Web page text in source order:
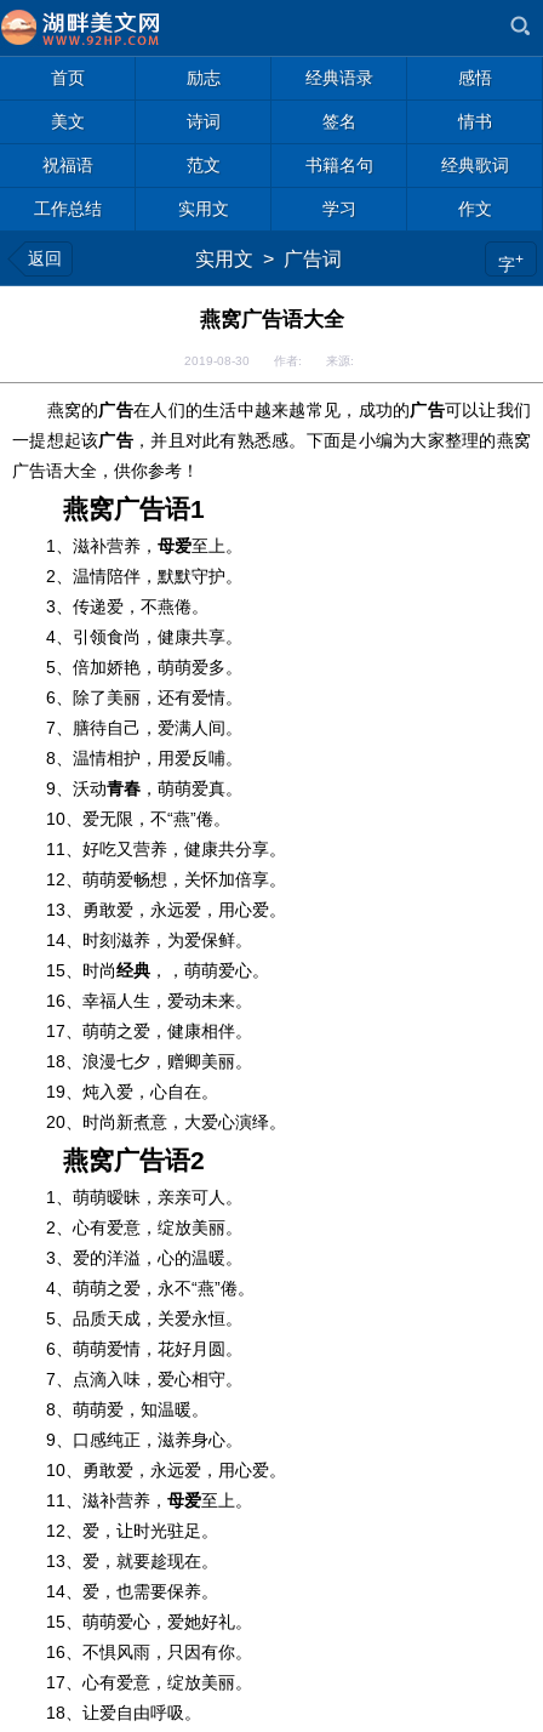
首页 励志 经典语录 感悟
美文 诗词 签名 情书
祝福语 范文 书籍名句 经典歌词
工作总结 实用文 学习 作文
返回 实用文 > 广告词 字+
燕窝广告语大全
2019-08-30 作者: 来源:
燕窝的广告在人们的生活中越来越常见，成功的广告可以让我们
一提想起该广告，并且对此有熟悉感。下面是小编为大家整理的燕窝
广告语大全，供你参考！
燕窝广告语1
1、滋补营养， 母爱至上。
2、温情陪伴，默默守护。
3、传递爱，不燕倦。
4、引领食尚，健康共享。
5、倍加娇艳，萌萌爱多。
6、除了美丽，还有爱情。
7、膳待自己，爱满人间。
8、温情相护，用爱反哺。
9、沃动青春 ，萌萌爱真。
10、爱无限，不“燕”倦。
11、好吃又营养，健康共分享。
12、萌萌爱畅想，关怀加倍享。
13、勇敢爱，永远爱，用心爱。
14、时刻滋养，为爱保鲜。
15、时尚经典 ，，萌萌爱心。
16、幸福人生，爱动未来。
17、萌萌之爱，健康相伴。
18、浪漫七夕，赠卿美丽。
19、炖入爱，心自在。
20、时尚新煮意，大爱心演绎。
燕窝广告语2
1、萌萌暧昧，亲亲可人。
2、心有爱意，绽放美丽。
3、爱的洋溢，心的温暖。
4、萌萌之爱，永不“燕”倦。
5、品质天成，关爱永恒。
6、萌萌爱情，花好月圆。
7、点滴入味，爱心相守。
8、萌萌爱，知温暖。
9、口感纯正，滋养身心。
10、勇敢爱，永远爱，用心爱。
11、滋补营养， 母爱至上。
12、爱，让时光驻足。
13、爱，就要趁现在。
14、爱，也需要保养。
15、萌萌爱心，爱她好礼。
16、不惧风雨，只因有你。
17、心有爱意，绽放美丽。
18、让爱自由呼吸。